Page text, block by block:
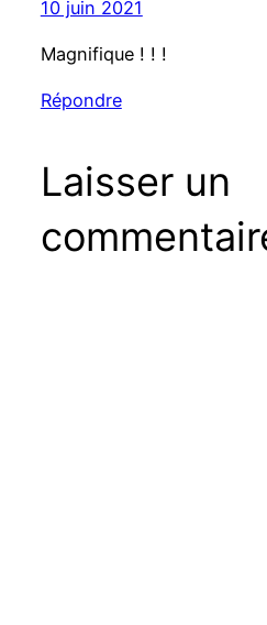
10 juin 2021
Magnifique ! ! !
Répondre
Laisser un